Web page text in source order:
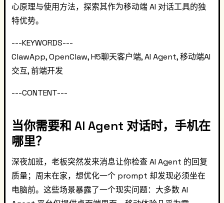
心原理与使用方法，探索其作为移动端 AI 对话工具的独
特优势。
---KEYWORDS---
ClawApp, OpenClaw, H5聊天客户端, AI Agent, 移动端AI
交互, 前端开发
---CONTENT---
当你需要和 AI Agent 对话时，手机在
哪里？
深夜加班，老板突然发来消息让你检查 AI Agent 的回复
质量；周末在家，想优化一个 prompt 却发现必须坐在
电脑前。这些场景暴露了一个现实问题：大多数 AI